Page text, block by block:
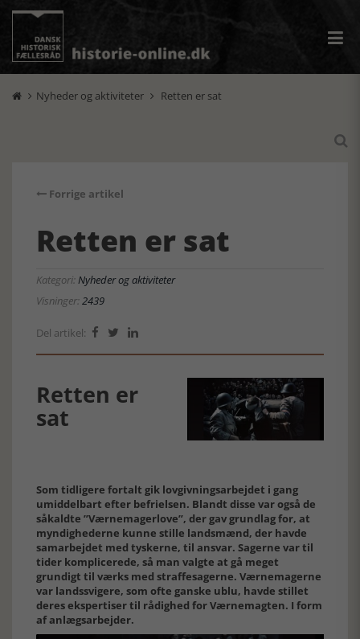
 Nyheder og aktiviteter  Retten er sat

Forrige artikel
Retten er sat
Kategori:Nyheder og aktiviteter
Visninger:2439
Del artikel:   
Retten er
sat
Som tidligere fortalt gik lovgivningsarbejdet i gang
umiddelbart efter befrielsen. Blandt disse var også de
såkaldte ”Værnemagerlove”, der gav grundlag for, at
myndighederne kunne stille landsmænd, der havde
samarbejdet med tyskerne, til ansvar. Sagerne var til
tider komplicerede, så man valgte at gå meget
grundigt til værks med straffesagerne. Værnemagerne
var landssvigere, som ofte ganske ublu, havde stillet
deres ekspertiser til rådighed for Værnemagten. I form
af anlægsarbejder.